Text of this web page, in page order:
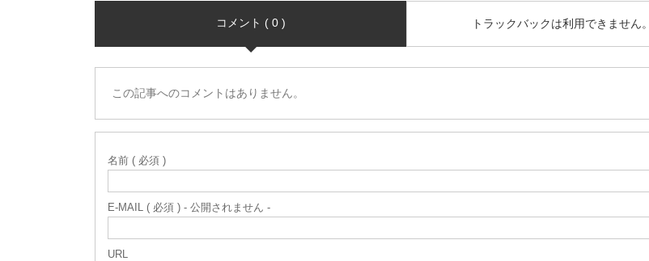
コメント ( 0 ) トラックバックは利用できません。
この記事へのコメントはありません。
名前 ( 必須 )
E-MAIL ( 必須 ) - 公開されません -
URL